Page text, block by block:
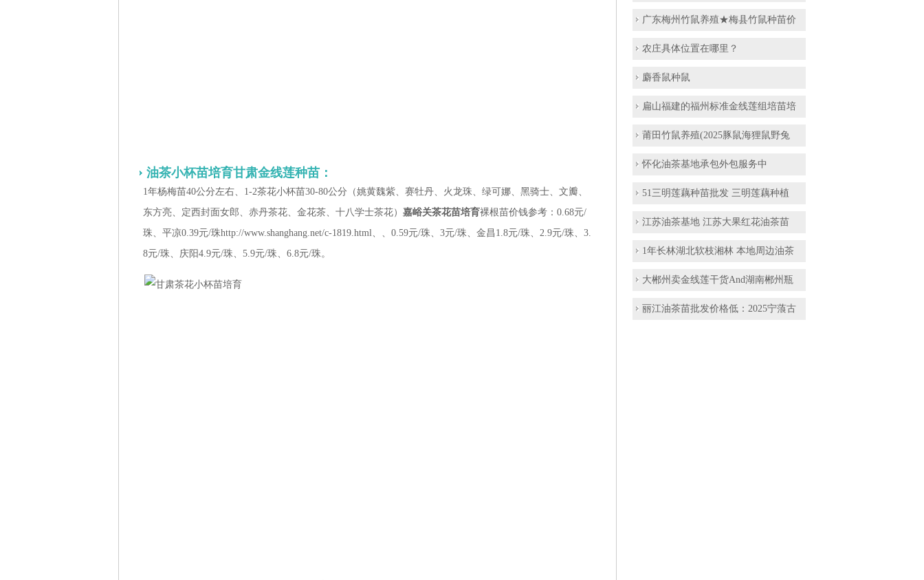
油茶小杯苗培育甘肃金线莲种苗：
1年杨梅苗40公分左右、1-2茶花小杯苗30-80公分（姚黄魏紫、赛牡丹、火龙珠、绿可娜、黑骑士、文瓣、
东方亮、定西封面女郎、赤丹茶花、金花茶、十八学士茶花） 嘉峪关茶花苗培育裸根苗价钱参考：0.68元/
珠、平凉0.39元/珠http://www.shanghang.net/c-1819.html、、0.59元/珠、3元/珠、金昌1.8元/珠、2.9元/珠、3.
8元/珠、庆阳4.9元/珠、5.9元/珠、6.8元/珠。
广东梅州竹鼠养殖★梅县竹鼠种苗价
农庄具体位置在哪里？
麝香鼠种鼠
扁山福建的福州标准金线莲组培苗培
莆田竹鼠养殖(2025豚鼠海狸鼠野兔
​怀化油茶基地承包外包服务中
51三明莲藕种苗批发 三明莲藕种植
江苏油茶基地 江苏大果红花油茶苗
1年长林湖北软枝湘林 本地周边油茶
大郴州卖金线莲干货And湖南郴州瓶
丽江油茶苗批发价格低：2025宁蒗古